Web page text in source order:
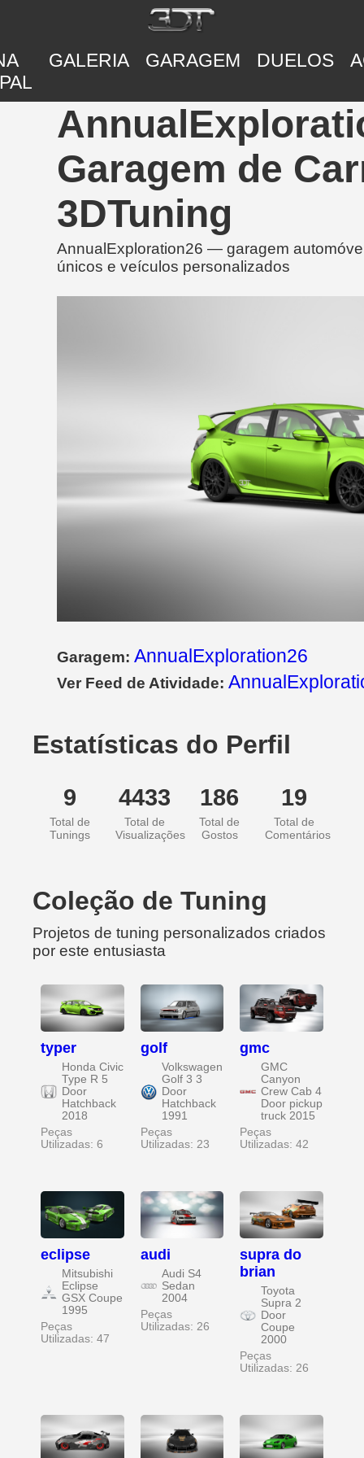
GALERIA GARAGEM DUELOS
Garagem de
3DTuning
AnnualExploration26 — garagem
únicos e veículos personalizados
Garagem: AnnualExploration26
Ver Feed de Atividade:
Estatísticas do Perfil
9
Total de
Tunings
4433
Total de
Visualizações
186
Total de
Gostos
19
Total de
Comentários
Coleção de Tuning
Projetos de tuning personalizados criados
por este entusiasta
typer
Honda Civic
Type R 5
Door
Hatchback
2018
Peças
Utilizadas: 6
golf
Volkswagen
Golf 3 3
Door
Hatchback
1991
Peças
Utilizadas: 23
gmc
GMC
Canyon
Crew Cab 4
Door pickup
truck 2015
Peças
Utilizadas: 42
eclipse
Mitsubishi
Eclipse
GSX Coupe
1995
Peças
Utilizadas: 47
audi
Audi S4
Sedan
2004
Peças
Utilizadas: 26
supra do
brian
Toyota
Supra 2
Door
Coupe
2000
Peças
Utilizadas: 26